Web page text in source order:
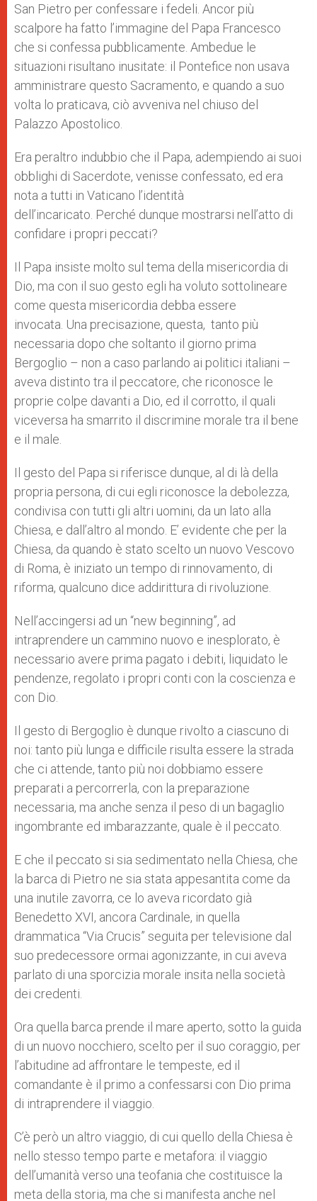
San Pietro per confessare i fedeli. Ancor più
scalpore ha fatto l’immagine del Papa Francesco
che si confessa pubblicamente. Ambedue le
situazioni risultano inusitate: il Pontefice non usava
amministrare questo Sacramento, e quando a suo
volta lo praticava, ciò avveniva nel chiuso del
Palazzo Apostolico.
Era peraltro indubbio che il Papa, adempiendo ai suoi
obblighi di Sacerdote, venisse confessato, ed era
nota a tutti in Vaticano l’identità
dell’incaricato. Perché dunque mostrarsi nell’atto di
confidare i propri peccati?
Il Papa insiste molto sul tema della misericordia di
Dio, ma con il suo gesto egli ha voluto sottolineare
come questa misericordia debba essere
invocata. Una precisazione, questa, tanto più
necessaria dopo che soltanto il giorno prima
Bergoglio – non a caso parlando ai politici italiani –
aveva distinto tra il peccatore, che riconosce le
proprie colpe davanti a Dio, ed il corrotto, il quali
viceversa ha smarrito il discrimine morale tra il bene
e il male.
Il gesto del Papa si riferisce dunque, al di là della
propria persona, di cui egli riconosce la debolezza,
condivisa con tutti gli altri uomini, da un lato alla
Chiesa, e dall’altro al mondo. E’ evidente che per la
Chiesa, da quando è stato scelto un nuovo Vescovo
di Roma, è iniziato un tempo di rinnovamento, di
riforma, qualcuno dice addirittura di rivoluzione.
Nell’accingersi ad un “new beginning”, ad
intraprendere un cammino nuovo e inesplorato, è
necessario avere prima pagato i debiti, liquidato le
pendenze, regolato i propri conti con la coscienza e
con Dio.
Il gesto di Bergoglio è dunque rivolto a ciascuno di
noi: tanto più lunga e difficile risulta essere la strada
che ci attende, tanto più noi dobbiamo essere
preparati a percorrerla, con la preparazione
necessaria, ma anche senza il peso di un bagaglio
ingombrante ed imbarazzante, quale è il peccato.
E che il peccato si sia sedimentato nella Chiesa, che
la barca di Pietro ne sia stata appesantita come da
una inutile zavorra, ce lo aveva ricordato già
Benedetto XVI, ancora Cardinale, in quella
drammatica “Via Crucis” seguita per televisione dal
suo predecessore ormai agonizzante, in cui aveva
parlato di una sporcizia morale insita nella società
dei credenti.
Ora quella barca prende il mare aperto, sotto la guida
di un nuovo nocchiero, scelto per il suo coraggio, per
l’abitudine ad affrontare le tempeste, ed il
comandante è il primo a confessarsi con Dio prima
di intraprendere il viaggio.
C’è però un altro viaggio, di cui quello della Chiesa è
nello stesso tempo parte e metafora: il viaggio
dell’umanità verso una teofania che costituisce la
meta della storia, ma che si manifesta anche nel